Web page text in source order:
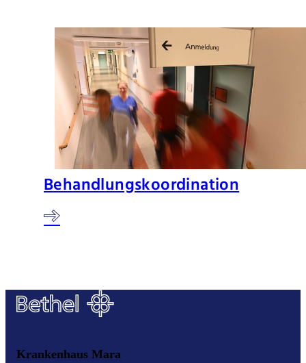
Behandlungskoordination
Krankenhaus Mara